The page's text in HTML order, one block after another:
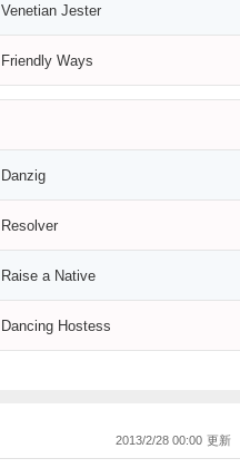
Venetian Jester
Friendly Ways
Danzig
Resolver
Raise a Native
Dancing Hostess
2013/2/28 00:00